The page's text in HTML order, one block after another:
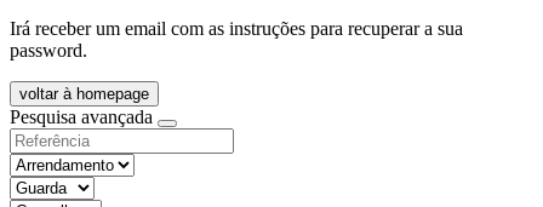
Irá receber um email com as instruções para recuperar a sua
password.
voltar à homepage
Pesquisa avançada